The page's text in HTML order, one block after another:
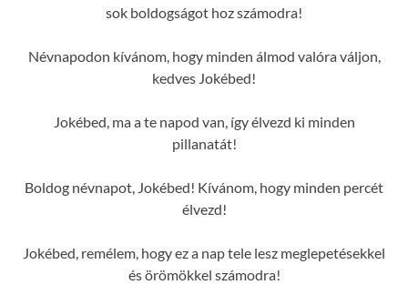
sok boldogságot hoz számodra!
Névnapodon kívánom, hogy minden álmod valóra váljon,
kedves Jokébed!
Jokébed, ma a te napod van, így élvezd ki minden
pillanatát!
Boldog névnapot, Jokébed! Kívánom, hogy minden percét
élvezd!
Jokébed, remélem, hogy ez a nap tele lesz meglepetésekkel
és örömökkel számodra!